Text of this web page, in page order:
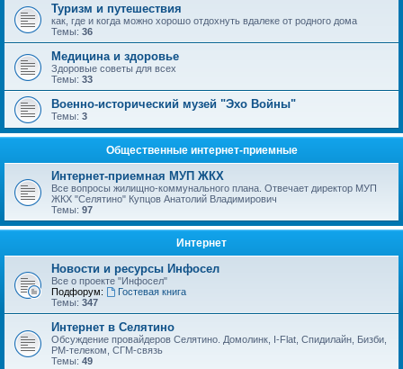
Туризм и путешествия
как, где и когда можно хорошо отдохнуть вдалеке от родного дома
Темы: 36
Медицина и здоровье
Здоровые советы для всех
Темы: 33
Военно-исторический музей "Эхо Войны"
Темы: 3
Общественные интернет-приемные
Интернет-приемная МУП ЖКХ
Все вопросы жилищно-коммунального плана. Отвечает директор МУП
ЖКХ "Селятино" Купцов Анатолий Владимирович
Темы: 97
Интернет
Новости и ресурсы Инфосел
Все о проекте "Инфосел"
Подфорум:
Гостевая книга
Темы: 347
Интернет в Селятино
Обсуждение провайдеров Селятино. Домолинк, I-Flat, Спидилайн, Бизби,
РМ-телеком, СГМ-связь
Темы: 49